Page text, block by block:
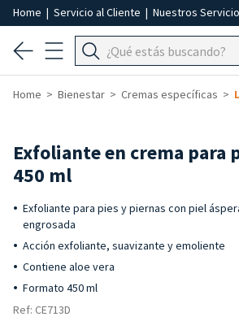
Home | Servicio al Cliente | Nuestros
Home Bienestar Cremas específicas
Exfoliante en crema para
450 ml
Exfoliante para pies y piernas con piel
engrosada
Acción exfoliante, suavizante y emoliente
Contiene aloe vera
Formato 450 ml
Ref: CE713D